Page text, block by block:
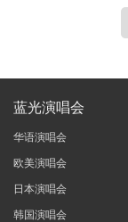
蓝光演唱会
华语演唱会
欧美演唱会
日本演唱会
韩国演唱会